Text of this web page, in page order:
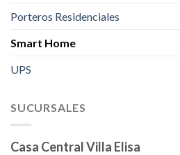
Porteros Residenciales
Smart Home
UPS
SUCURSALES
Casa Central Villa Elisa